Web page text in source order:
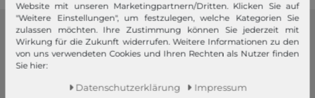
modeherz
Impressum
Website mit unseren Marketingpartnern/Dritten. Klicken Sie auf
"Weitere Einstellungen", um festzulegen, welche Kategorien Sie
zulassen möchten. Ihre Zustimmung können Sie jederzeit mit
Wirkung für die Zukunft widerrufen. Weitere Informationen zu den
von uns verwendeten Cookies und Ihren Rechten als Nutzer finden
Sie hier:
Daten­schutz­erklärung Impressum